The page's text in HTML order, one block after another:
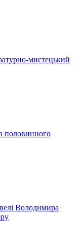
мистецький
половинного
Володимира